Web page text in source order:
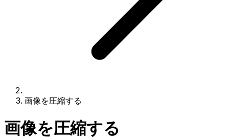
画像を圧縮する
画像を圧縮する